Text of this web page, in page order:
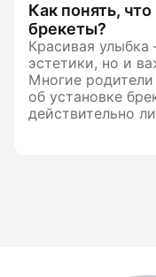
Как понять,
брекеты?
Красивая
эстетики, но и
Многие
об установке
действительно